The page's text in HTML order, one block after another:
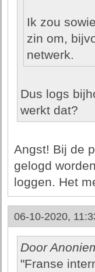
Ik zou
zin om,
netwerk.
Dus logs
werkt dat?
Angst! Bij de
gelogd
loggen. Het
06-10-2020,
Door
"Franse